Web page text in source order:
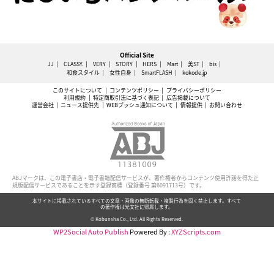
Official Site
JJ CLASSY. VERY STORY HERS Mart 美ST
bis
和食スタイル
女性自身 SmartFLASH kokode.jp
このサイトについて コンテンツポリシー
プライバシーポリシー
利用規約
特定商取引法に基づく表記
広告掲載について
運営会社
ニュース提供先 WEBプッシュ通知について 情報提供 お問い合わせ
ABJマークは、この電子書店・電子書籍配信サービスが、著作権者からコンテンツ使用許諾を得た正
規版配信サービスであることを示す登録商標（登録番号 第6091713号）です。
本サイトに掲載されているすべての文章・画像の無断転載・複製行為を固く禁止します。すべて
の著作権は光文社に帰属します。
© Kobunsha Co., Ltd. All Rights Reserved.
WP2Social Auto Publish Powered By :XYZScripts.com